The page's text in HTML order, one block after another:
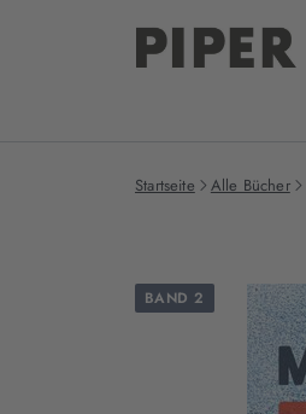
Startseite Alle Bücher
BAND 2